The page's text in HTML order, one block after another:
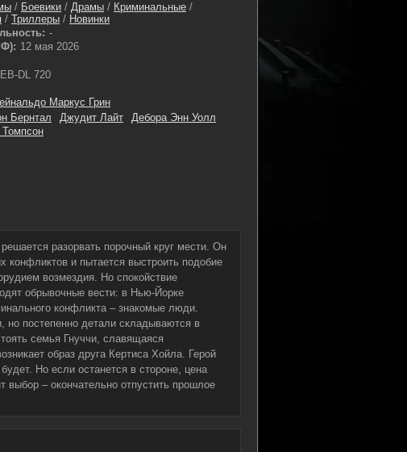
/ Боевики / Драмы / Криминальные /
/ Триллеры / Новинки
-
12 мая 2026
DL 720
Маркус Грин
Бернтал Джудит Лайт
Дебора Энн Уолл
разорвать порочный круг мести. Он
конфликтов и пытается выстроить подобие
возмездия. Но спокойствие
обрывочные вести: в Нью-Йорке
конфликта – знакомые люди.
но постепенно детали складываются в
семья Гнуччи, славящаяся
образ друга Кертиса Хойла. Герой
Но если останется в стороне, цена
– окончательно отпустить прошлое